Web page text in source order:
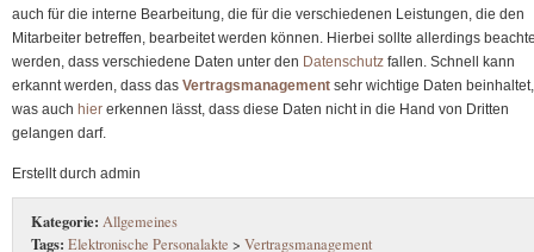
auch für die interne Bearbeitung, die für die verschiedenen Leistungen, die den
Mitarbeiter betreffen, bearbeitet werden können. Hierbei sollte allerdings
werden, dass verschiedene Daten unter den Datenschutz fallen. Schnell kann
erkannt werden, dass das Vertragsmanagement sehr wichtige Daten beinhaltet,
was auch hier erkennen lässt, dass diese Daten nicht in die Hand von Dritten
gelangen darf.
Erstellt durch admin
Kategorie: Allgemeines
Tags: Elektronische Personalakte > Vertragsmanagement